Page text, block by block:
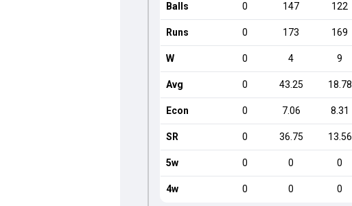
Balls 0 147 122
Runs 0 173 169
W 0 4 9
Avg 0 43.25 18.78
Econ 0 7.06 8.31
SR 0 36.75 13.56
5w 0 0 0
4w 0 0 0